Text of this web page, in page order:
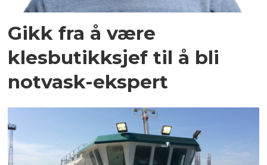
Gikk fra å være
klesbutikksjef til å bli
notvask-ekspert